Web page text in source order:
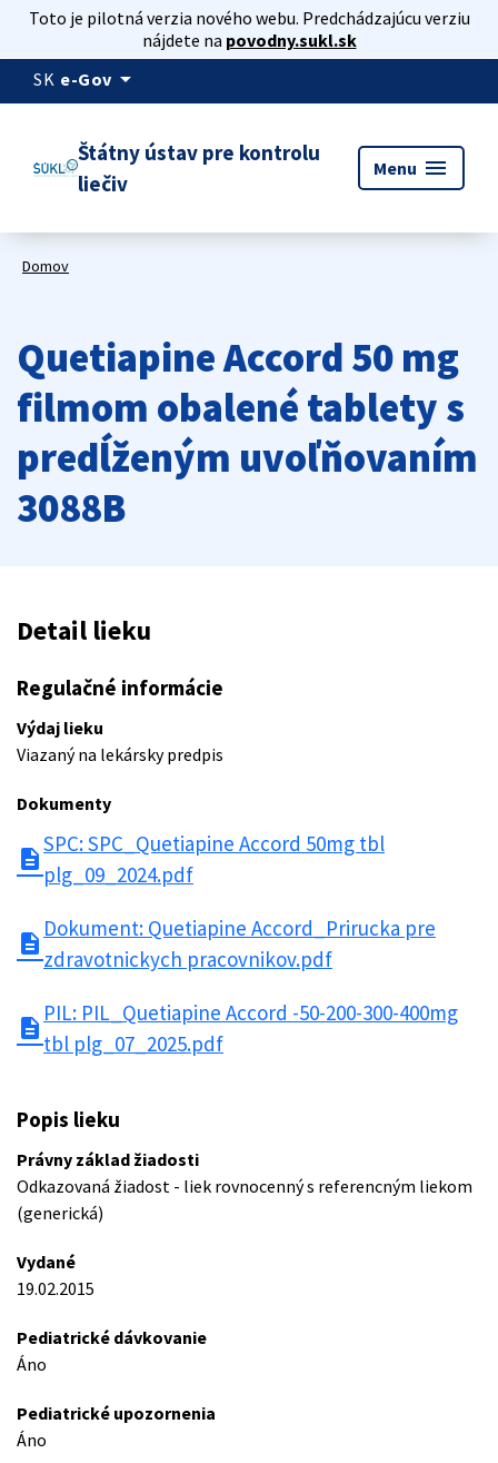
Toto je pilotná verzia nového webu. Predchádzajúcu verziu
nájdete na povodny.sukl.sk
SK e-Gov arrow_drop_down
Štátny ústav pre kontrolu
liečiv
Menu menu
Domov
Quetiapine Accord 50 mg
filmom obalené tablety s
predĺženým uvoľňovaním
3088B
Detail lieku
Regulačné informácie
Výdaj lieku
Viazaný na lekársky predpis
Dokumenty
description
SPC: SPC_Quetiapine Accord 50mg tbl
plg_09_2024.pdf
description
Dokument: Quetiapine Accord_Prirucka pre
zdravotnickych pracovnikov.pdf
description
PIL: PIL_Quetiapine Accord -50-200-300-400mg
tbl plg_07_2025.pdf
Popis lieku
Právny základ žiadosti
Odkazovaná žiadost - liek rovnocenný s referencným liekom
(generická)
Vydané
19.02.2015
Pediatrické dávkovanie
Áno
Pediatrické upozornenia
Áno